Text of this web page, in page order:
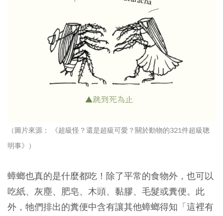
（圖片來源： 《超級怪？還是超級可愛？關於動物的321件超級聰
明事》）
蟑螂也真的是什麼都吃！除了平常的食物外，也可以
吃紙、灰塵、肥皂、木頭、黏膠、毛髮或糞便。此
外，牠們排出的糞便中含有讓其他蟑螂得知「這裡有